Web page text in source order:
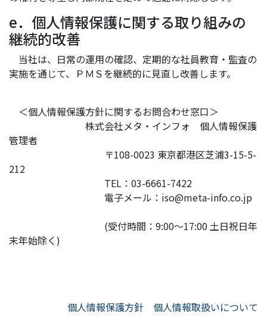
e．個人情報保護に関する取り組みの
継続的改善
当社は、日常の運用の確認、定期的な社員教育・監査の
実施を通じて、ＰＭＳを継続的に見直し改善します。
＜個人情報保護方針に関するお問合わせ窓口＞
株式会社メタ・インフォ 個人情報保護
管理者
〒108-0023 東京都港区芝浦3-15-5-
212
TEL：03-6661-7422
電子メール：iso@meta-info.co.jp
(受付時間：9:00～17:00 土日祝日年
末年始除く)
個人情報保護方針 個人情報取扱いについて